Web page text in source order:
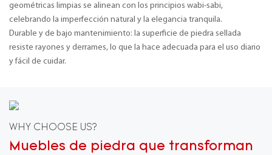
geométricas limpias se alinean con los principios wabi-sabi,
celebrando la imperfección natural y la elegancia tranquila.
Durable y de bajo mantenimiento: la superficie de piedra sellada
resiste rayones y derrames, lo que la hace adecuada para el uso diario
y fácil de cuidar.
WHY CHOOSE US?
Muebles de piedra que transforman